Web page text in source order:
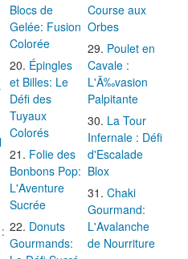
Blocs de
Gelée: Fusion
Colorée
Épingles
et Billes: Le
Défi des
Tuyaux
Colorés
Folie des
Bonbons Pop:
L'Aventure
Sucrée
Donuts
Gourmands:
Course aux
Orbes
Poulet en
Cavale :
L'Ã‰vasion
Palpitante
La Tour
Infernale : Défi
d'Escalade
Blox
Chaki
Gourmand:
L'Avalanche
de Nourriture